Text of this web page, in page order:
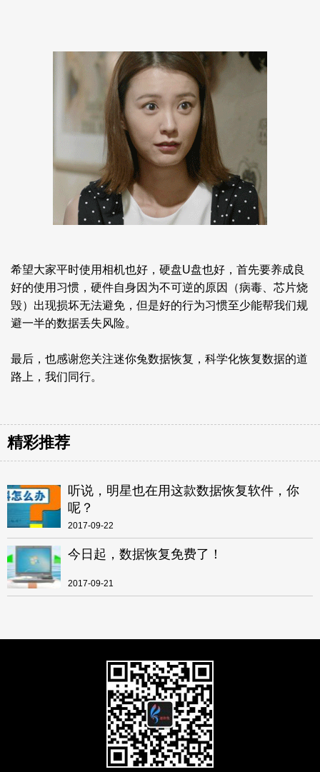
希望大家平时使用相机也好，硬盘U盘也好，首先要养成良
好的使用习惯，硬件自身因为不可逆的原因（病毒、芯片烧
毁）出现损坏无法避免，但是好的行为习惯至少能帮我们规
避一半的数据丢失风险。
最后，也感谢您关注迷你兔数据恢复，科学化恢复数据的道
路上，我们同行。
精彩推荐
听说，明星也在用这款数据恢复软件，你
呢？
2017-09-22
今日起，数据恢复免费了！
2017-09-21